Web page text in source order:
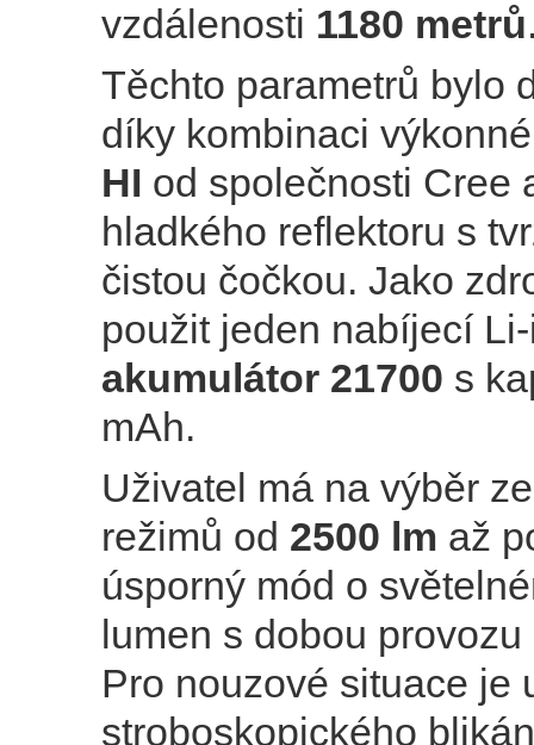
vzdálenosti 1180 metrů
Těchto parametrů bylo
díky kombinaci
HI od společnosti Cree
hladkého reflektoru s
čistou čočkou. Jako
použit jeden nabíjecí
akumulátor 21700 s
mAh.
Uživatel má na výběr
režimů od 2500 lm až
úsporný mód o
lumen s dobou provozu
Pro nouzové situace je
stroboskopického